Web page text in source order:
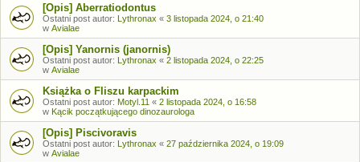
[Opis] Aberratiodontus
Ostatni post autor: Lythronax « 3 listopada 2024, o 21:40
w Avialae
[Opis] Yanornis (janornis)
Ostatni post autor: Lythronax « 2 listopada 2024, o 22:25
w Avialae
Książka o Fliszu karpackim
Ostatni post autor: Motyl.11 « 2 listopada 2024, o 16:58
w Kącik początkującego dinozaurologa
[Opis] Piscivoravis
Ostatni post autor: Lythronax « 27 października 2024, o 19:09
w Avialae